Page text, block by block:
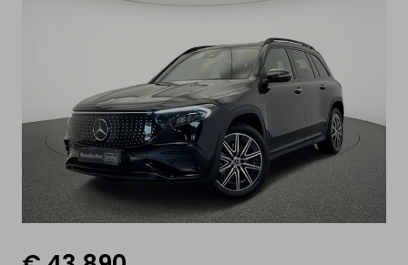
VERKOOP ELEKTRISCH
VOERTUIG
Mijn elektrische wagen
Mijn elektrische moto
Mijn elektrische fiets